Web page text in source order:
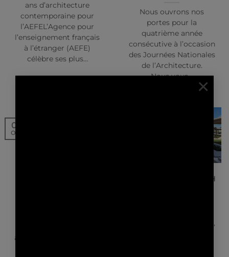
×
ans d’architecture
contemporaine pour
l’AEFEL’Agence pour
l’enseignement français
à l’étranger (AEFE)
célèbre ses plus…
Nous ouvrons nos
portes pour la
quatrième année
consécutive à l’occasion
des Journées Nationales
de l’Architecture.
Nous vous…
aujourd’hui, à l’aube de…
01
Oct
BRITISH AIRWAYS HIGH
The Caribbean is calling,